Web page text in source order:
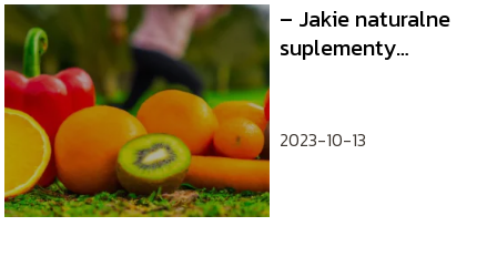
– Jakie naturalne
suplementy
2023-10-13